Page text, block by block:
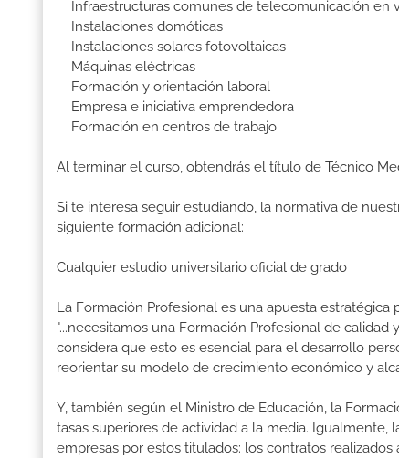
Infraestructuras comunes de telecomunicación en
Instalaciones domóticas
Instalaciones solares fotovoltaicas
Máquinas eléctricas
Formación y orientación laboral
Empresa e iniciativa emprendedora
Formación en centros de trabajo
Al terminar el curso, obtendrás el título de Técnico
Si te interesa seguir estudiando, la normativa de
siguiente formación adicional:
Cualquier estudio universitario oficial de grado
La Formación Profesional es una apuesta
"...necesitamos una Formación Profesional de
considera que esto es esencial para el desarrollo
reorientar su modelo de crecimiento económico y
Y, también según el Ministro de Educación, la
tasas superiores de actividad a la media.
empresas por estos titulados: los contratos